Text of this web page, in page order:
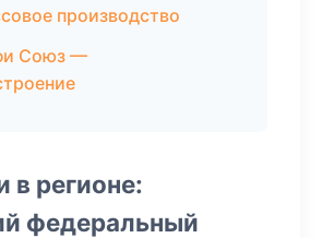
производство
Союз —
в регионе:
федеральный